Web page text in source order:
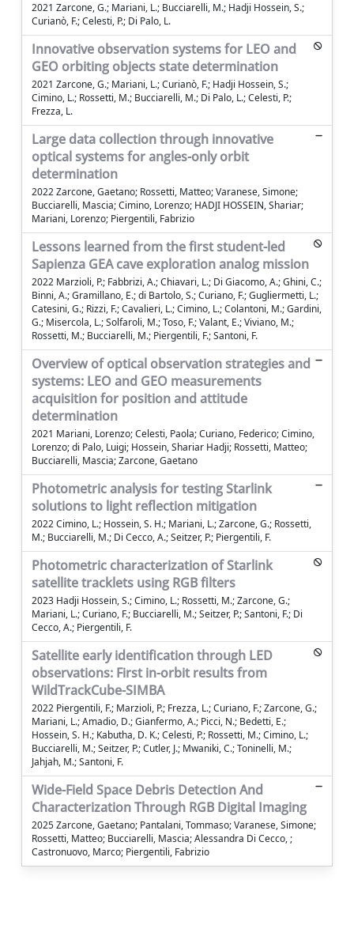
2021 Zarcone, G.; Mariani, L.; Bucciarelli, M.; Hadji Hossein, S.;
Curianò, F.; Celesti, P.; Di Palo, L.
Innovative observation systems for LEO and
GEO orbiting objects state determination
2021 Zarcone, G.; Mariani, L.; Curianò, F.; Hadji Hossein, S.;
Cimino, L.; Rossetti, M.; Bucciarelli, M.; Di Palo, L.; Celesti, P.;
Frezza, L.
Large data collection through innovative
optical systems for angles-only orbit
determination
2022 Zarcone, Gaetano; Rossetti, Matteo; Varanese, Simone;
Bucciarelli, Mascia; Cimino, Lorenzo; HADJI HOSSEIN, Shariar;
Mariani, Lorenzo; Piergentili, Fabrizio
Lessons learned from the first student-led
Sapienza GEA cave exploration analog mission
2022 Marzioli, P.; Fabbrizi, A.; Chiavari, L.; Di Giacomo, A.; Ghini, C.;
Binni, A.; Gramillano, E.; di Bartolo, S.; Curiano, F.; Gugliermetti, L.;
Catesini, G.; Rizzi, F.; Cavalieri, L.; Cimino, L.; Colantoni, M.; Gardini,
G.; Misercola, L.; Solfaroli, M.; Toso, F.; Valant, E.; Viviano, M.;
Rossetti, M.; Bucciarelli, M.; Piergentili, F.; Santoni, F.
Overview of optical observation strategies and
systems: LEO and GEO measurements
acquisition for position and attitude
determination
2021 Mariani, Lorenzo; Celesti, Paola; Curiano, Federico; Cimino,
Lorenzo; di Palo, Luigi; Hossein, Shariar Hadji; Rossetti, Matteo;
Bucciarelli, Mascia; Zarcone, Gaetano
Photometric analysis for testing Starlink
solutions to light reflection mitigation
2022 Cimino, L.; Hossein, S. H.; Mariani, L.; Zarcone, G.; Rossetti,
M.; Bucciarelli, M.; Di Cecco, A.; Seitzer, P.; Piergentili, F.
Photometric characterization of Starlink
satellite tracklets using RGB filters
2023 Hadji Hossein, S.; Cimino, L.; Rossetti, M.; Zarcone, G.;
Mariani, L.; Curiano, F.; Bucciarelli, M.; Seitzer, P.; Santoni, F.; Di
Cecco, A.; Piergentili, F.
Satellite early identification through LED
observations: First in-orbit results from
WildTrackCube-SIMBA
2022 Piergentili, F.; Marzioli, P.; Frezza, L.; Curiano, F.; Zarcone, G.;
Mariani, L.; Amadio, D.; Gianfermo, A.; Picci, N.; Bedetti, E.;
Hossein, S. H.; Kabutha, D. K.; Celesti, P.; Rossetti, M.; Cimino, L.;
Bucciarelli, M.; Seitzer, P.; Cutler, J.; Mwaniki, C.; Toninelli, M.;
Jahjah, M.; Santoni, F.
Wide-Field Space Debris Detection And
Characterization Through RGB Digital Imaging
2025 Zarcone, Gaetano; Pantalani, Tommaso; Varanese, Simone;
Rossetti, Matteo; Bucciarelli, Mascia; Alessandra Di Cecco, ;
Castronuovo, Marco; Piergentili, Fabrizio